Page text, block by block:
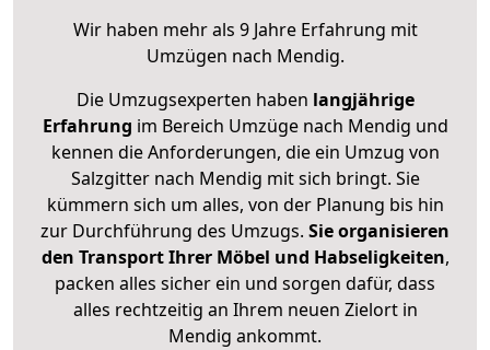
Wir haben mehr als 9 Jahre Erfahrung mit
Umzügen nach Mendig.
Die Umzugsexperten haben langjährige
Erfahrung im Bereich Umzüge nach Mendig und
kennen die Anforderungen, die ein Umzug von
Salzgitter nach Mendig mit sich bringt. Sie
kümmern sich um alles, von der Planung bis hin
zur Durchführung des Umzugs. Sie organisieren
den Transport Ihrer Möbel und Habseligkeiten,
packen alles sicher ein und sorgen dafür, dass
alles rechtzeitig an Ihrem neuen Zielort in
Mendig ankommt.